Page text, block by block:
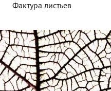
Фактура листьев